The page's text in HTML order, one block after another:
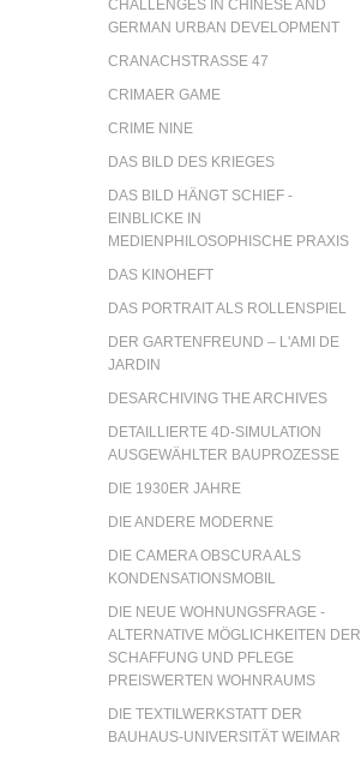
CHALLENGES IN CHINESE AND
GERMAN URBAN DEVELOPMENT
CRANACHSTRASSE 47
CRIMAER GAME
CRIME NINE
DAS BILD DES KRIEGES
DAS BILD HÄNGT SCHIEF -
EINBLICKE IN
MEDIENPHILOSOPHISCHE PRAXIS
DAS KINOHEFT
DAS PORTRAIT ALS ROLLENSPIEL
DER GARTENFREUND – L'AMI DE
JARDIN
DESARCHIVING THE ARCHIVES
DETAILLIERTE 4D-SIMULATION
AUSGEWÄHLTER BAUPROZESSE
DIE 1930ER JAHRE
DIE ANDERE MODERNE
DIE CAMERA OBSCURA ALS
KONDENSATIONSMOBIL
DIE NEUE WOHNUNGSFRAGE -
ALTERNATIVE MÖGLICHKEITEN DER
SCHAFFUNG UND PFLEGE
PREISWERTEN WOHNRAUMS
DIE TEXTILWERKSTATT DER
BAUHAUS-UNIVERSITÄT WEIMAR